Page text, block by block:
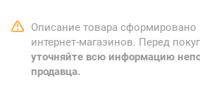
Описание товара сформировано
интернет-магазинов. Перед
уточняйте всю информацию
продавца.